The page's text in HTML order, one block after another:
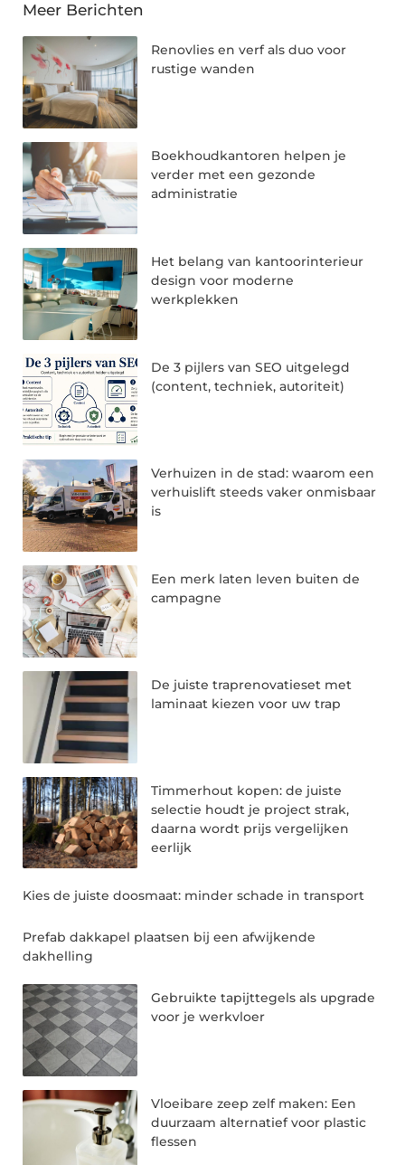
Meer Berichten
Renovlies en verf als duo voor
rustige wanden
Boekhoudkantoren helpen je
verder met een gezonde
administratie
Het belang van kantoorinterieur
design voor moderne
werkplekken
De 3 pijlers van SEO uitgelegd
(content, techniek, autoriteit)
Verhuizen in de stad: waarom een
verhuislift steeds vaker onmisbaar
is
Een merk laten leven buiten de
campagne
De juiste traprenovatieset met
laminaat kiezen voor uw trap
Timmerhout kopen: de juiste
selectie houdt je project strak,
daarna wordt prijs vergelijken
eerlijk
Kies de juiste doosmaat: minder schade in transport
Prefab dakkapel plaatsen bij een afwijkende
dakhelling
Gebruikte tapijttegels als upgrade
voor je werkvloer
Vloeibare zeep zelf maken: Een
duurzaam alternatief voor plastic
flessen